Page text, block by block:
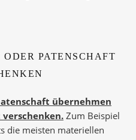
ODER PATENSCHAFT
übernehmen
Zum Beispiel
die meisten materiellen